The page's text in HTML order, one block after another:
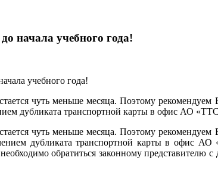
начала учебного года!
чуть меньше месяца. Поэтому
дубликата транспортной карты в офис АО
чуть меньше месяца. Поэтому
дубликата транспортной карты в офис
обратиться законному